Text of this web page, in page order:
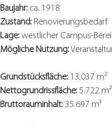
Baujahr: ca. 1918
Zustand: Renovierungsbedarf
Lage: westlicher Campus-
Mögliche Nutzung:
Grundstücksfläche: 13.037 m²
Nettogrundrissfläche: 5.722 m²
Bruttorauminhalt: 35.697 m³